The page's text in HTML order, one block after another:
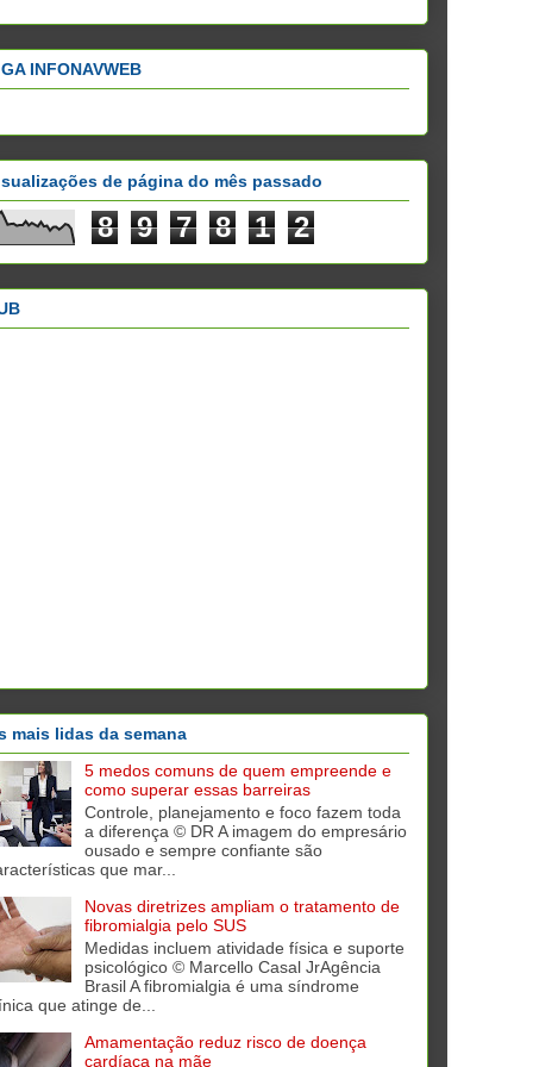
INFONAVWEB
de página do mês passado
8 9 7 8 1 2
mais lidas da semana
5 medos comuns de quem empreende e
como superar essas barreiras
Controle, planejamento e foco fazem toda
a diferença © DR A imagem do empresário
ousado e sempre confiante são
que mar...
Novas diretrizes ampliam o tratamento de
fibromialgia pelo SUS
Medidas incluem atividade física e suporte
psicológico © Marcello Casal JrAgência
Brasil A fibromialgia é uma síndrome
que atinge de...
Amamentação reduz risco de doença
cardíaca na mãe